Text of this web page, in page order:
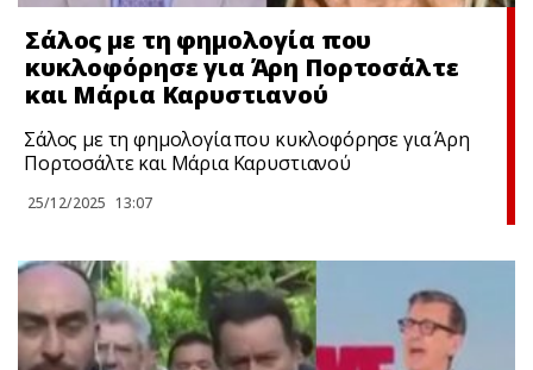
Σάλος με τη φημολογία που
κυκλοφόρησε για Άρη Πορτοσάλτε
και Μάρια Καρυστιανού
Σάλος με τη φημολογία που κυκλοφόρησε για Άρη
Πορτοσάλτε και Μάρια Καρυστιανού
25/12/2025 13:07